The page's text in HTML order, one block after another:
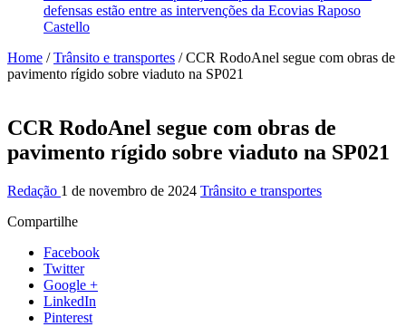
defensas estão entre as intervenções da Ecovias Raposo
Castello
Home / Trânsito e transportes / CCR RodoAnel segue com obras de
pavimento rígido sobre viaduto na SP021
CCR RodoAnel segue com obras de
pavimento rígido sobre viaduto na SP021
Redação 1 de novembro de 2024 Trânsito e transportes
Compartilhe
Facebook
Twitter
Google +
LinkedIn
Pinterest